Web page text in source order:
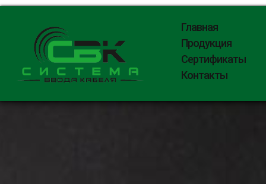
Главная
Продукция
Сертификаты
Контакты